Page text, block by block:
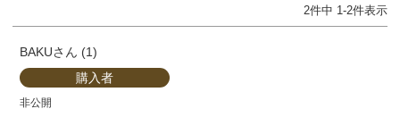
2件中 1-2件表示
BAKU
1
購入者
非公開